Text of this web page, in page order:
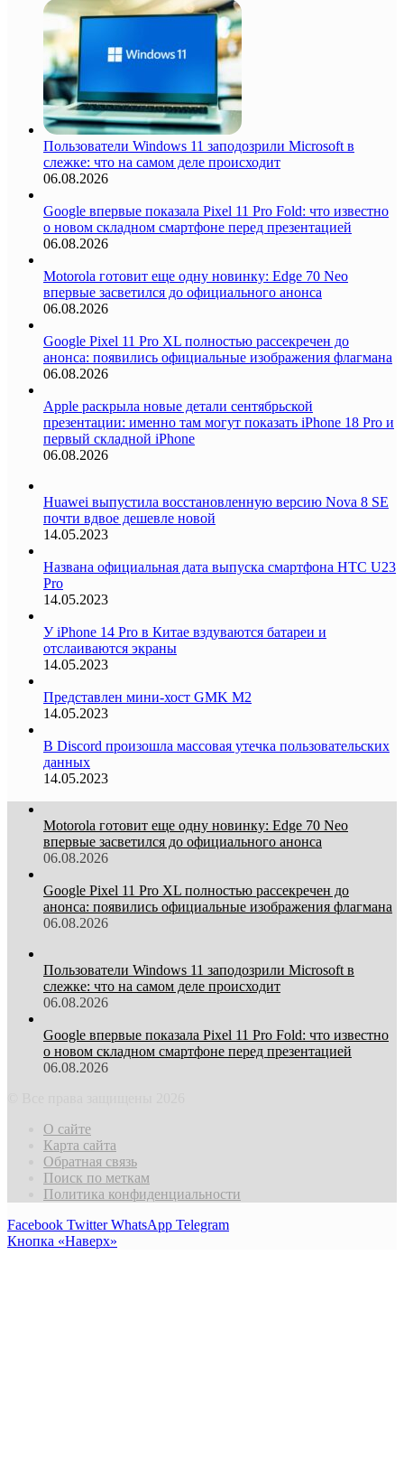
Пользователи Windows 11 заподозрили Microsoft в
слежке: что на самом деле происходит
06.08.2026
Google впервые показала Pixel 11 Pro Fold: что известно
о новом складном смартфоне перед презентацией
06.08.2026
Motorola готовит еще одну новинку: Edge 70 Neo
впервые засветился до официального анонса
06.08.2026
Google Pixel 11 Pro XL полностью рассекречен до
анонса: появились официальные изображения флагмана
06.08.2026
Apple раскрыла новые детали сентябрьской
презентации: именно там могут показать iPhone 18 Pro и
первый складной iPhone
06.08.2026
Huawei выпустила восстановленную версию Nova 8 SE
почти вдвое дешевле новой
14.05.2023
Названа официальная дата выпуска смартфона HTC U23
Pro
14.05.2023
У iPhone 14 Pro в Китае вздуваются батареи и
отслаиваются экраны
14.05.2023
Представлен мини-хост GMK M2
14.05.2023
В Discord произошла массовая утечка пользовательских
данных
14.05.2023
Motorola готовит еще одну новинку: Edge 70 Neo
впервые засветился до официального анонса
06.08.2026
Google Pixel 11 Pro XL полностью рассекречен до
анонса: появились официальные изображения флагмана
06.08.2026
Пользователи Windows 11 заподозрили Microsoft в
слежке: что на самом деле происходит
06.08.2026
Google впервые показала Pixel 11 Pro Fold: что известно
о новом складном смартфоне перед презентацией
06.08.2026
О сайте
Карта сайта
Обратная связь
Поиск по меткам
Политика конфиденциальности
Facebook Twitter WhatsApp Telegram
Кнопка «Наверх»